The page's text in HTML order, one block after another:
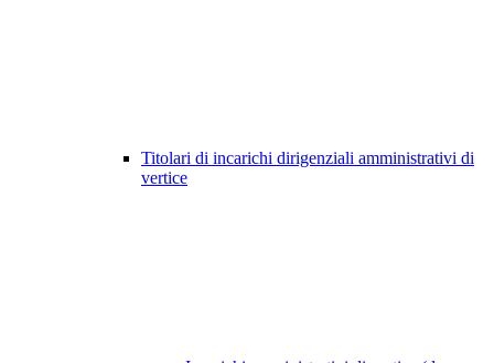
Titolari di incarichi dirigenziali amministrativi di
vertice